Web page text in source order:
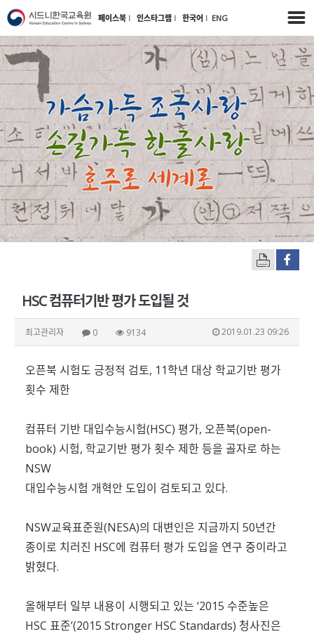
페이스북 l 인스타그램 l 한국어 l ENG
HSC 컴퓨터기반 평가 도입될 것
최고관리자 0 9134 2019.01.23 09:26
오픈북 시험도 긍정적 검토, 11학년 대상 학교기반 평가
횟수 제한
컴퓨터 기반 대입수능시험(HSC) 평가, 오픈북(open-
book) 시험, 학교기반 평가 횟수 제한 등을 골자로 하는
NSW
대입수능시험 개혁안 도입이 검토되고 있다.
NSW교육표준원(NESA)의 대변인은 지금까지 50년간
종이로 치러진 HSC에 컴퓨터 평가 도입을 연구 중이라고
밝혔다.
올해부터 일부 내용이 시행되고 있는 ‘2015 수준높은
HSC 표준’(2015 Stronger HSC Standards) 청사진은